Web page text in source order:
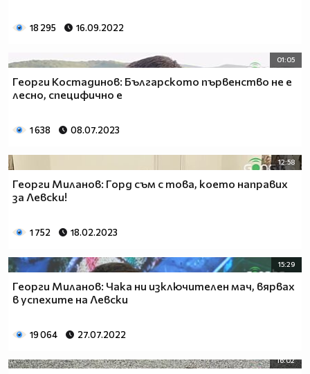
18 295 16.09.2022
01:05
Георги Костадинов: Българското първенство не е
лесно, специфично е
1 638 08.07.2023
12:58
Георги Миланов: Горд съм с това, което направих
за Левски!
1 752 18.02.2023
15:29
Георги Миланов: Чака ни изключителен мач, вярвах
в успехите на Левски
19 064 27.07.2022
16:02